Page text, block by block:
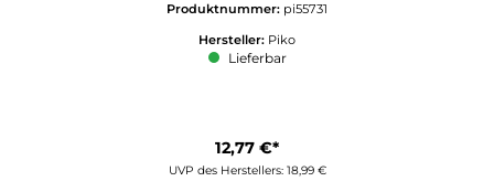
Produktnummer: pi55731
Hersteller: Piko
Lieferbar
12,77 €*
UVP des Herstellers: 18,99 €